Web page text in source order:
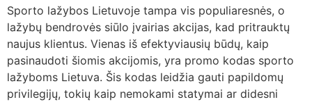
Sporto lažybos Lietuvoje tampa vis populiaresnės, o
lažybų bendrovės siūlo įvairias akcijas, kad pritrauktų
naujus klientus. Vienas iš efektyviausių būdų, kaip
pasinaudoti šiomis akcijomis, yra promo kodas sporto
lažyboms Lietuva. Šis kodas leidžia gauti papildomų
privilegijų, tokių kaip nemokami statymai ar didesni